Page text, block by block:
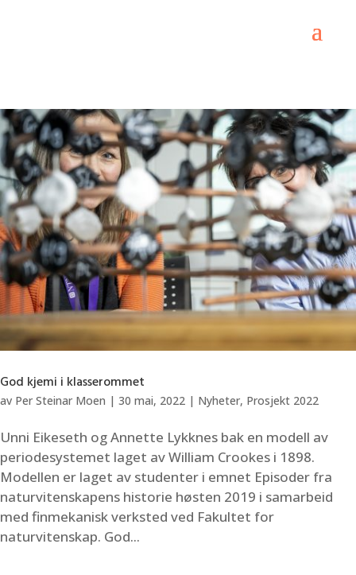
God kjemi i klasserommet
av Per Steinar Moen | 30 mai, 2022 | Nyheter, Prosjekt 2022
Unni Eikeseth og Annette Lykknes bak en modell av
periodesystemet laget av William Crookes i 1898.
Modellen er laget av studenter i emnet Episoder fra
naturvitenskapens historie høsten 2019 i samarbeid
med finmekanisk verksted ved Fakultet for
naturvitenskap. God...